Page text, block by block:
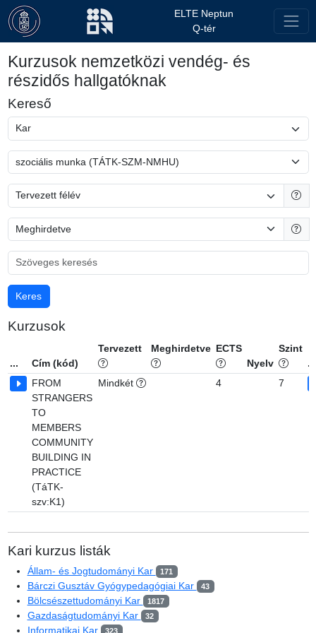
ELTE Neptun
Q-tér
Kurzusok nemzetközi vendég- és
részidős hallgatóknak
Kereső
Kurzusok
... Cím (kód)
Tervezett Meghirdetve ECTS
Nyelv
Szint
...
FROM
STRANGERS
TO
MEMBERS
COMMUNITY
BUILDING IN
PRACTICE
(TáTK-
szv:K1)
Mindkét 4 7
Kari kurzus listák
Állam- és Jogtudományi Kar 171
Bárczi Gusztáv Gyógypedagógiai Kar 43
Bölcsészettudományi Kar 1817
Gazdaságtudományi Kar 32
Informatikai Kar 323